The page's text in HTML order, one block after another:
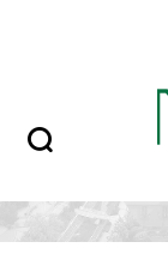
ON